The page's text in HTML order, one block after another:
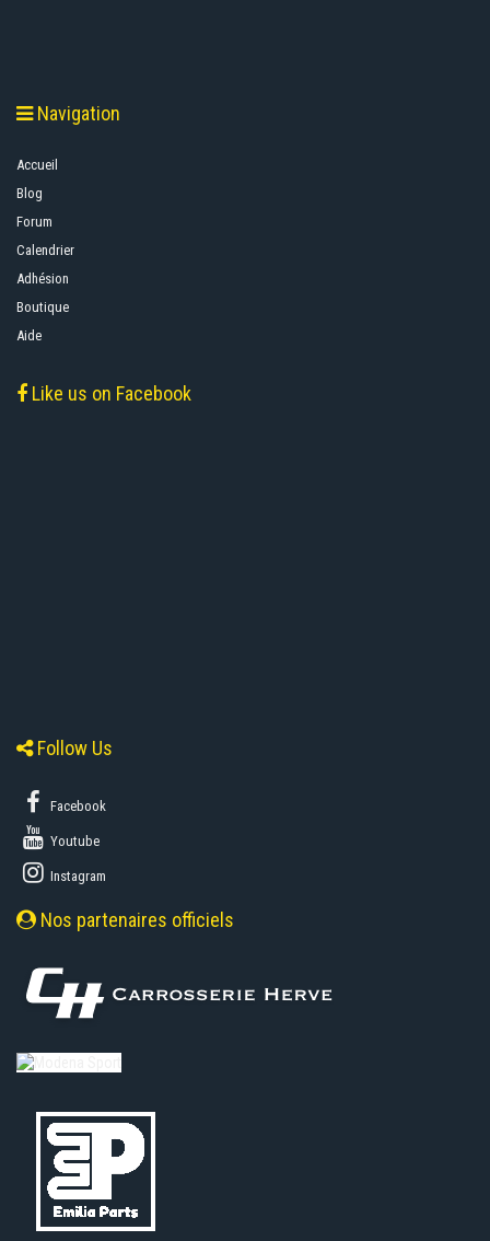
Navigation
Accueil
Blog
Forum
Calendrier
Adhésion
Boutique
Aide
Like us on Facebook
Follow Us
Facebook
Youtube
Instagram
Nos partenaires officiels